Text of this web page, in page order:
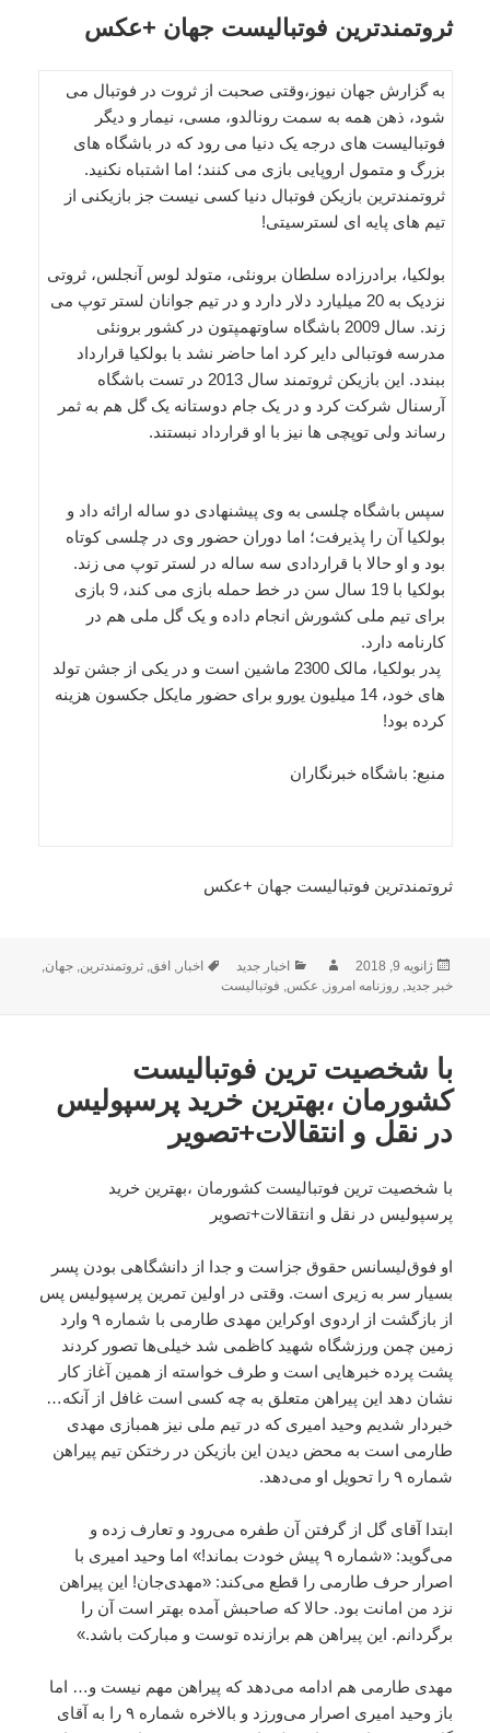
ثروتمندترین فوتبالیست جهان +عکس
به گزارش جهان نیوز،وقتی صحبت از ثروت در فوتبال می
شود، ذهن همه به سمت رونالدو، مسی، نیمار و دیگر
فوتبالیست های درجه یک دنیا می رود که در باشگاه های
بزرگ و متمول اروپایی بازی می کنند؛ اما اشتباه نکنید.
ثروتمندترین بازیکن فوتبال دنیا کسی نیست جز بازیکنی از
تیم های پایه ای لسترسیتی!
بولکیا، برادرزاده سلطان برونئی، متولد لوس آنجلس، ثروتی
نزدیک به 20 میلیارد دلار دارد و در تیم جوانان لستر توپ می
زند. سال 2009 باشگاه ساوتهمپتون در کشور برونئی
مدرسه فوتبالی دایر کرد اما حاضر نشد با بولکیا قرارداد
ببندد. این بازیکن ثروتمند سال 2013 در تست باشگاه
آرسنال شرکت کرد و در یک جام دوستانه یک گل هم به ثمر
رساند ولی توپچی ها نیز با او قرارداد نبستند.
سپس باشگاه چلسی به وی پیشنهادی دو ساله ارائه داد و
بولکیا آن را پذیرفت؛ اما دوران حضور وی در چلسی کوتاه
بود و او حالا با قراردادی سه ساله در لستر توپ می زند.
بولکیا با 19 سال سن در خط حمله بازی می کند، 9 بازی
برای تیم ملی کشورش انجام داده و یک گل ملی هم در
کارنامه دارد.
پدر بولکیا، مالک 2300 ماشین است و در یکی از جشن تولد
های خود، 14 میلیون یورو برای حضور مایکل جکسون هزینه
کرده بود!
منبع: باشگاه خبرنگاران
ثروتمندترین فوتبالیست جهان +عکس
ارسال
شده
ژانویه 9, 2018 نویسندهدسته‌ها
اخبار جدید برچسب‌ها
اخبار, افق,ثروتمندترین,جهان,
خبر جدید, روزنامه امروز, عکس, فوتبالیست
با شخصیت ترین فوتبالیست
کشورمان ،بهترین خرید پرسپولیس
در نقل و انتقالات+تصویر
با شخصیت ترین فوتبالیست کشورمان ،بهترین خرید
پرسپولیس در نقل و انتقالات+تصویر
او فوق‌لیسانس حقوق جزاست و جدا از دانشگاهی بودن پسر
بسیار سر به زیری است. وقتی در اولین تمرین پرسپولیس پس
از بازگشت از اردوی اوکراین مهدی طارمی با شماره ۹ وارد
زمین چمن ورزشگاه شهید کاظمی شد خیلی‌ها تصور کردند
پشت پرده خبرهایی است و طرف خواسته از همین آغاز کار
نشان دهد این پیراهن متعلق به چه کسی است غافل از آنکه…
خبردار شدیم وحید امیری که در تیم ملی نیز همبازی مهدی
طارمی است به محض دیدن این بازیکن در رختکن تیم پیراهن
شماره ۹ را تحویل او می‌دهد.
ابتدا آقای گل از گرفتن آن طفره می‌رود و تعارف زده و
می‌گوید: «شماره ۹ پیش خودت بماند!» اما وحید امیری با
اصرار حرف طارمی را قطع می‌کند: «مهدی‌جان! این پیراهن
نزد من امانت بود. حالا که صاحبش آمده بهتر است آن را
برگردانم. این پیراهن هم برازنده توست و مبارکت باشد.»
مهدی طارمی هم ادامه می‌دهد که پیراهن مهم نیست و… اما
باز وحید امیری اصرار می‌ورزد و بالاخره شماره ۹ را به آقای